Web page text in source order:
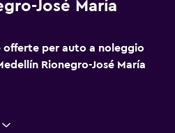
José María
per auto a noleggio
Rionegro-José María